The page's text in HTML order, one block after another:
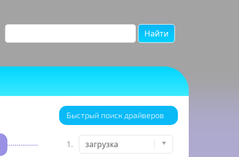
Найти
Быстрый поиск драйверов
1.